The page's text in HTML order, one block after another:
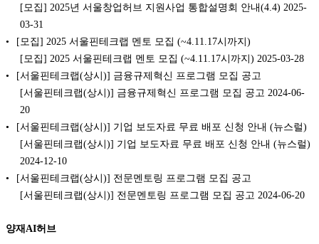
[모집] 2025년 서울창업허브 지원사업 통합설명회 안내(4.4) 2025-
03-31
[모집] 2025 서울핀테크랩 멘토 모집 (~4.11.17시까지)
[모집] 2025 서울핀테크랩 멘토 모집 (~4.11.17시까지) 2025-03-28
[서울핀테크랩(상시)] 금융규제혁신 프로그램 모집 공고
[서울핀테크랩(상시)] 금융규제혁신 프로그램 모집 공고 2024-06-
20
[서울핀테크랩(상시)] 기업 보도자료 무료 배포 신청 안내 (뉴스럴)
[서울핀테크랩(상시)] 기업 보도자료 무료 배포 신청 안내 (뉴스럴)
2024-12-10
[서울핀테크랩(상시)] 전문멘토링 프로그램 모집 공고
[서울핀테크랩(상시)] 전문멘토링 프로그램 모집 공고 2024-06-20
양재AI허브